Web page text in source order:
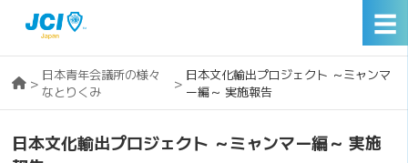
☰
> 日本青年会議所の様々
なとりくみ
> 日本文化輸出プロジェクト ～ミャンマ
ー編～ 実施報告
日本文化輸出プロジェクト ～ミャンマー編～ 実施